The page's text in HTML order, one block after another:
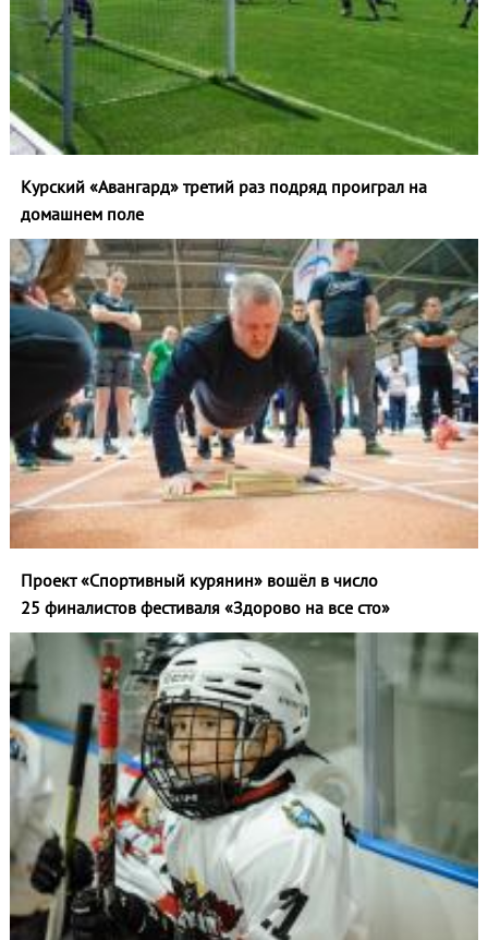
Курский «Авангард» третий раз подряд проиграл на
домашнем поле
Проект «Спортивный курянин» вошёл в число
25 финалистов фестиваля «Здорово на все сто»